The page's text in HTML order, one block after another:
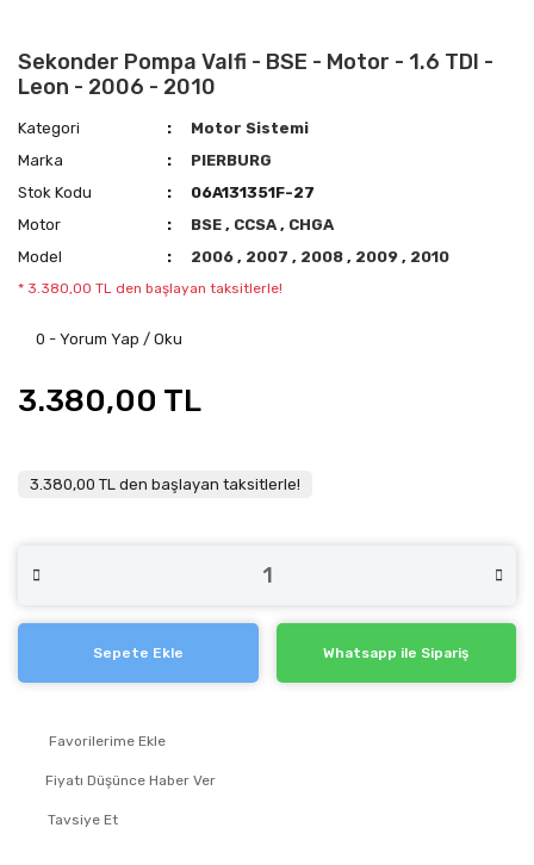
Sekonder Pompa Valfi - BSE - Motor - 1.6 TDI -
Leon - 2006 - 2010
Kategori
Motor Sistemi
Marka
PIERBURG
Stok Kodu
06A131351F-27
Motor
BSE, CCSA, CHGA
Model
2006, 2007, 2008, 2009, 2010
* 3.380,00 TL den başlayan taksitlerle!
0 - Yorum Yap / Oku
3.380,00 TL
3.380,00 TL den başlayan taksitlerle!
Sepete Ekle Whatsapp ile Sipariş
Fiyatı Düşünce Haber Ver
Tavsiye Et